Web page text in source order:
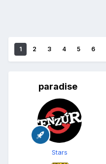
1 2 3 4 5 6
paradise
Stars